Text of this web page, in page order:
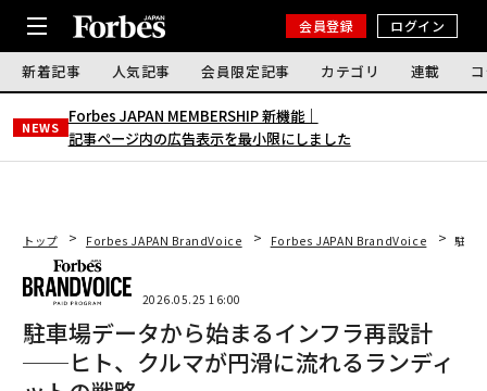
会員登録 ログイン
新着記事 人気記事 会員限定記事 カテゴリ 連載
NEWS
Forbes JAPAN MEMBERSHIP 新機能｜
記事ページ内の広告表示を最小限にしました
トップ Forbes JAPAN BrandVoice Forbes JAPAN BrandVoice 駐車
2026.05.25 16:00
駐車場データから始まるインフラ再設計
──ヒト、クルマが円滑に流れるランディ